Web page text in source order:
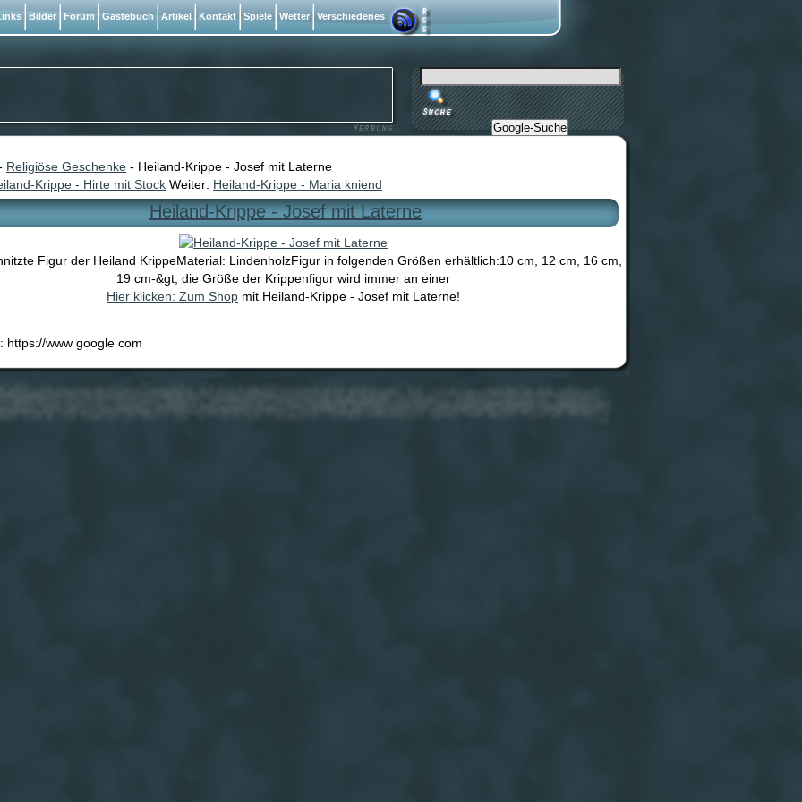
Religiöse Geschenke - Heiland-Krippe - Josef mit Laterne
Krippe - Hirte mit Stock Weiter: Heiland-Krippe - Maria kniend
Heiland-Krippe - Josef mit Laterne
Figur der Heiland KrippeMaterial: LindenholzFigur in folgenden Größen erhältlich:10 cm, 12 cm, 16 cm,
19 cm-&gt; die Größe der Krippenfigur wird immer an einer
Hier klicken: Zum Shop mit Heiland-Krippe - Josef mit Laterne!
https://www google com
Bilder Forum Gästebuch Artikel Kontakt Spiele Wetter Verschiedenes
Google-Suche